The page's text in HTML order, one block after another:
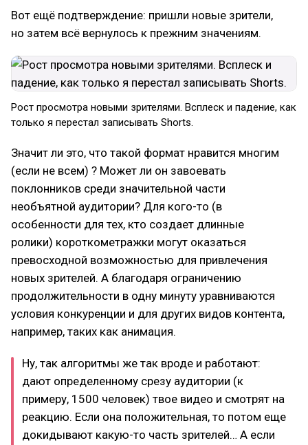
Вот ещё подтверждение: пришли новые зрители,
но затем всё вернулось к прежним значениям.
Рост просмотра новыми зрителями. Всплеск и падение, как
только я перестал записывать Shorts.
Значит ли это, что такой формат нравится многим
(если не всем) ? Может ли он завоевать
поклонников среди значительной части
необъятной аудитории? Для кого-то (в
особенности для тех, кто создает длинные
ролики) короткометражки могут оказаться
превосходной возможностью для привлечения
новых зрителей. А благодаря ограничению
продолжительности в одну минуту уравниваются
условия конкуренции и для других видов контента,
например, таких как анимация.
Ну, так алгоритмы же так вроде и работают:
дают определенному срезу аудитории (к
примеру, 1500 человек) твое видео и смотрят на
реакцию. Если она положительная, то потом еще
докидывают какую-то часть зрителей… А если